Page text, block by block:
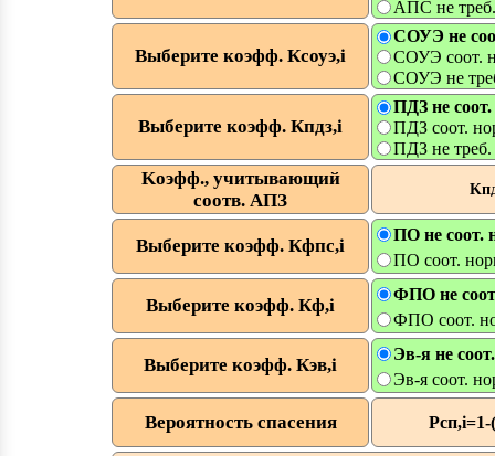
АПС не
Выберите коэфф. Ксоуэ,i
СОУЭ не
СОУЭ соот.
СОУЭ не
Выберите коэфф. Кпдз,i
ПДЗ не
ПДЗ соот.
ПДЗ не треб.
Kоэфф., учитывающий
соотв. АПЗ
Выберите коэфф. Кфпс,i
ПО не соот.
ПО соот.
Выберите коэфф. Кф,i
ФПО не
ФПО соот.
Выберите коэфф. Кэв,i
Эв-я не
Эв-я соот.
Вероятность спасения